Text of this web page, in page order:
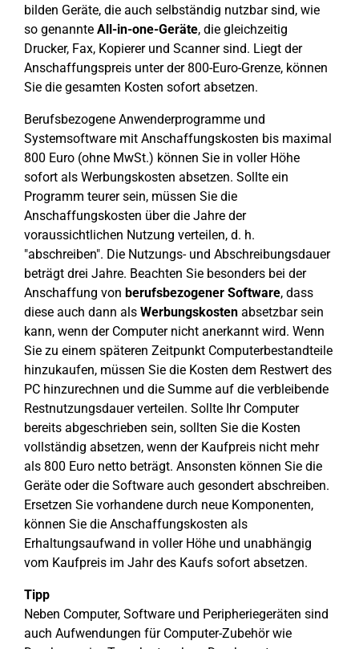
bilden Geräte, die auch selbständig nutzbar sind, wie
so genannte All-in-one-Geräte, die gleichzeitig
Drucker, Fax, Kopierer und Scanner sind. Liegt der
Anschaffungspreis unter der 800-Euro-Grenze, können
Sie die gesamten Kosten sofort absetzen.
Berufsbezogene Anwenderprogramme und
Systemsoftware mit Anschaffungskosten bis maximal
800 Euro (ohne MwSt.) können Sie in voller Höhe
sofort als Werbungskosten absetzen. Sollte ein
Programm teurer sein, müssen Sie die
Anschaffungskosten über die Jahre der
voraussichtlichen Nutzung verteilen, d. h.
"abschreiben". Die Nutzungs- und Abschreibungsdauer
beträgt drei Jahre. Beachten Sie besonders bei der
Anschaffung von berufsbezogener Software, dass
diese auch dann als Werbungskosten absetzbar sein
kann, wenn der Computer nicht anerkannt wird. Wenn
Sie zu einem späteren Zeitpunkt Computerbestandteile
hinzukaufen, müssen Sie die Kosten dem Restwert des
PC hinzurechnen und die Summe auf die verbleibende
Restnutzungsdauer verteilen. Sollte Ihr Computer
bereits abgeschrieben sein, sollten Sie die Kosten
vollständig absetzen, wenn der Kaufpreis nicht mehr
als 800 Euro netto beträgt. Ansonsten können Sie die
Geräte oder die Software auch gesondert abschreiben.
Ersetzen Sie vorhandene durch neue Komponenten,
können Sie die Anschaffungskosten als
Erhaltungsaufwand in voller Höhe und unabhängig
vom Kaufpreis im Jahr des Kaufs sofort absetzen.
Tipp
Neben Computer, Software und Peripheriegeräten sind
auch Aufwendungen für Computer-Zubehör wie